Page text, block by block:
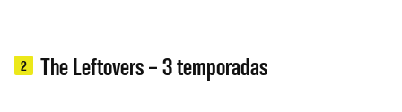
2 The Leftovers – 3 temporadas